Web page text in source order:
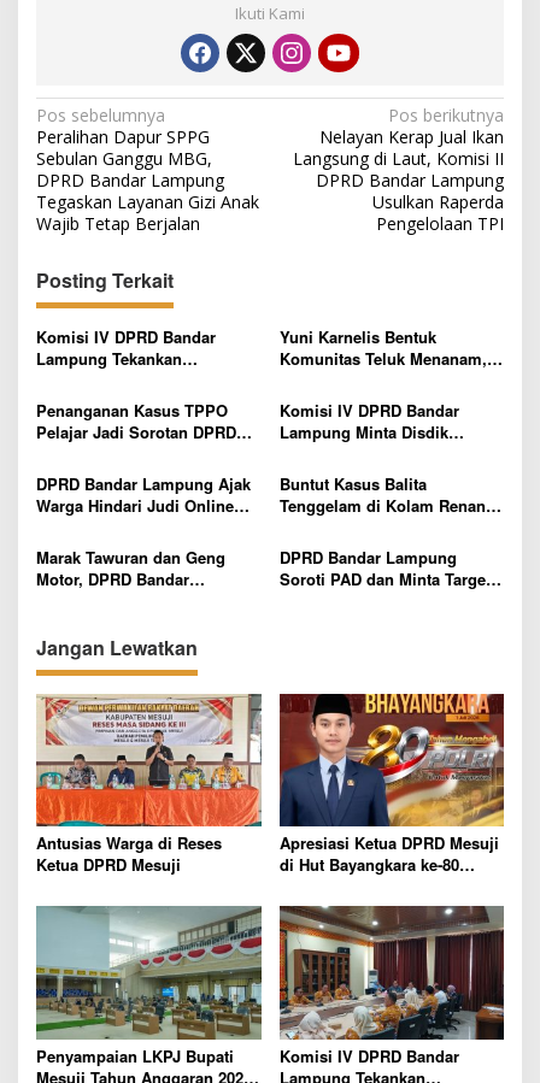
Ikuti Kami
N
a
v
i
a
s
i
o
Pos sebelumnya
Peralihan Dapur SPPG
Sebulan Ganggu MBG,
DPRD Bandar Lampung
Tegaskan Layanan Gizi Anak
Wajib Tetap Berjalan
Pos berikutnya
Nelayan Kerap Jual Ikan
Langsung di Laut, Komisi II
DPRD Bandar Lampung
Usulkan Raperda
Pengelolaan TPI
Posting Terkait
Komisi IV DPRD Bandar
Lampung Tekankan
Sekolah Dasar
Yuni Karnelis Bentuk
Komunitas Teluk Menanam,
Budaya Tanam
Penanganan Kasus TPPO
Pelajar Jadi Sorotan DPRD
Pelaku Tak Dihentikan di
Tersangka Awal
Komisi IV DPRD Bandar
Lampung Minta Disdik
dan Benahi SPMB
DPRD Bandar Lampung Ajak
Warga Hindari Judi Online
Buntut Kasus Balita
Tenggelam di Kolam Renang,
Evaluasi Menyeluruh Hotel
Marak Tawuran dan Geng
Motor, DPRD Bandar
DPRD Bandar Lampung
Soroti PAD dan Minta Target
Jangan Lewatkan
Antusias Warga di Reses
Ketua DPRD Mesuji
Apresiasi Ketua DPRD Mesuji
di Hut Bayangkara ke-80
Penyampaian LKPJ Bupati
Mesuji Tahun Anggaran 2025
Komisi IV DPRD Bandar
Lampung Tekankan